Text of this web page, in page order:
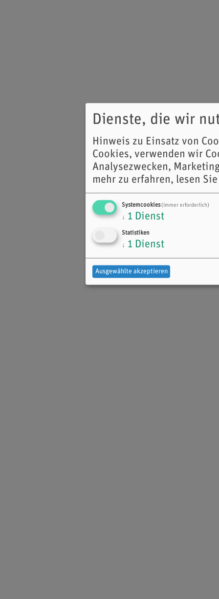
Dienste, die wir
Hinweis zu Einsatz von
Cookies, verwenden wir
Analysezwecken,
mehr zu erfahren, lesen
Systemcookies(immer erforderlich)
↓ 1 Dienst
Statistiken
↓ 1 Dienst
Ausgewählte akzeptieren